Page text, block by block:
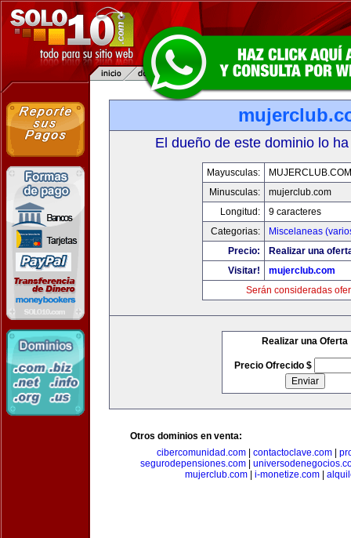
El dueño de este dominio lo
Mayusculas:
MUJERCLUB.COM
Minusculas:
mujerclub.com
Longitud:
9 caracteres
Categorias:
Miscelaneas
Precio:
Realizar una
Visitar!
mujerclub.com
Serán consideradas
Realizar una Oferta
Precio Ofrecido $
Otros dominios en venta:
cibercomunidad.com
contactoclave.com
segurodepensiones.com
mujerclub.com
i-monetize.com